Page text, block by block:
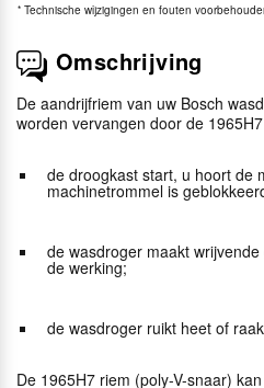
* Technische wijzigingen en fouten
Omschrijving
De aandrijfriem van uw Bosch
worden vervangen door de
de droogkast start, u hoort de
machinetrommel is
de wasdroger maakt
de werking;
de wasdroger ruikt heet of
De 1965H7 riem (poly-V-snaar)